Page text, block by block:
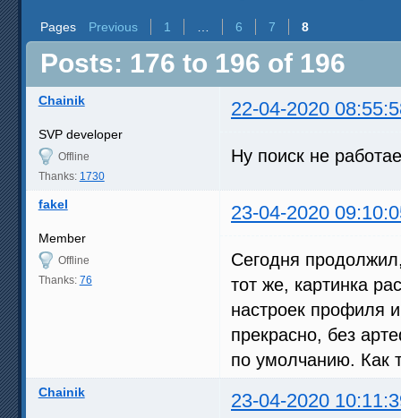
Pages Previous 1 6 7 8
Posts: 176 to 196 of 196
Chainik 22-04-2020
SVP developer
Offline
Thanks: 1730
Ну поиск не
fakel 23-04-2020
Member
Offline
Thanks: 76
Сегодня
тот же, картинка
настроек профиля
прекрасно, без
по умолчанию. Как
Chainik 23-04-2020